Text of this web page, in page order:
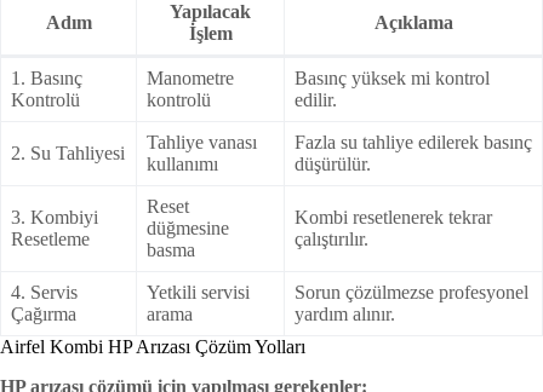
Adım
Yapılacak
İşlem
Açıklama
1. Basınç
Kontrolü
Manometre
kontrolü
Basınç yüksek mi kontrol
edilir.
2. Su Tahliyesi
Tahliye vanası
kullanımı
Fazla su tahliye edilerek basınç
düşürülür.
3. Kombiyi
Resetleme
Reset
düğmesine
basma
Kombi resetlenerek tekrar
çalıştırılır.
4. Servis
Çağırma
Yetkili servisi
arama
Sorun çözülmezse profesyonel
yardım alınır.
Airfel Kombi HP Arızası Çözüm Yolları
HP arızası çözümü için yapılması gerekenler: